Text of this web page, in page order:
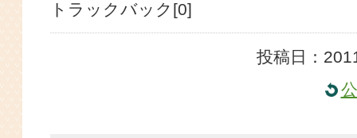
トラックバック[0]
投稿日：